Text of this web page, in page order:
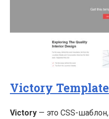
Victory Template
Victory — это CSS-